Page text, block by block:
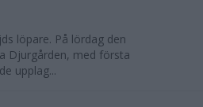
löpare. På lördag den
Djurgården, med första
upplag...